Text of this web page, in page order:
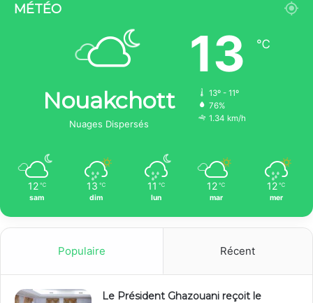
MÉTÉO
Nouakchott
Nuages Dispersés
13 ℃
13º - 11º
76%
1.34 km/h
12 ℃
sam
13 ℃
dim
11 ℃
lun
12 ℃
mar
12 ℃
mer
Populaire Récent
Le Président Ghazouani reçoit le